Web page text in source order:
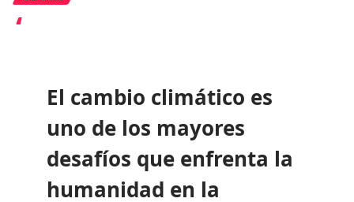
El cambio climático es
uno de los mayores
desafíos que enfrenta la
humanidad en la